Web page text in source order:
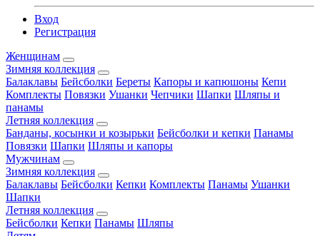
Вход
Регистрация
Женщинам
Зимняя коллекция
Балаклавы Бейсболки Береты Капоры и капюшоны Кепи
Комплекты Повязки Ушанки Чепчики Шапки Шляпы и
панамы
Летняя коллекция
Банданы, косынки и козырьки Бейсболки и кепки Панамы
Повязки Шапки Шляпы и капоры
Мужчинам
Зимняя коллекция
Балаклавы Бейсболки Кепки Комплекты Панамы Ушанки
Шапки
Летняя коллекция
Бейсболки Кепки Панамы Шляпы